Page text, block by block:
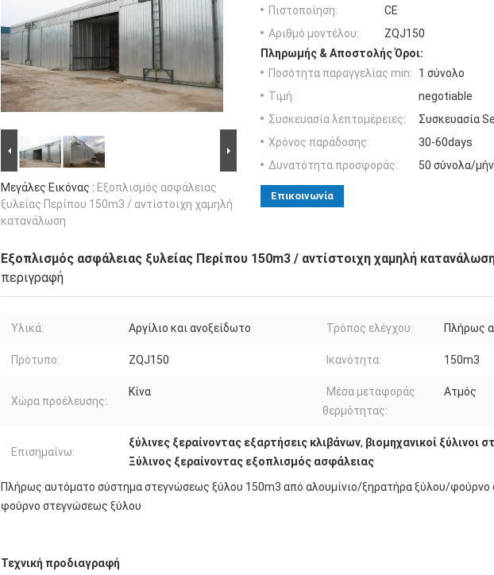
Μεγάλες Εικόνας : Εξοπλισμός ασφάλειας
ξυλείας Περίπου 150m3 / αντίστοιχη χαμηλή
κατανάλωση
Πιστοποίηση:
CE
Αριθμό μοντέλου:
ZQJ150
Πληρωμής & Αποστολής Όροι:
Ποσότητα παραγγελίας min:
1 σύνολο
Τιμή:
negotiable
Συσκευασία λεπτομέρειες:
Συσκευασία
Χρόνος παράδοσης:
30-60days
Δυνατότητα προσφοράς:
50 σύνολα/
Επικοινωνία
Εξοπλισμός ασφάλειας ξυλείας Περίπου 150m3 / αντίστοιχη χαμηλή
περιγραφή
Υλικά: Αργίλιο και ανοξείδωτο Τρόπος ελέγχου: Πλήρως
Πρότυπο: ZQJ150 Ικανότητα: 150m3
Χώρα προέλευσης:
Κίνα
Μέσα μεταφοράς
θερμότητας:
Ατμός
Επισημαίνω:
ξύλινες ξεραίνοντας εξαρτήσεις κλιβάνων, βιομηχανικοί ξύλινοι
Ξύλινος ξεραίνοντας εξοπλισμός ασφάλειας
Πλήρως αυτόματο σύστημα στεγνώσεως ξύλου 150m3 από αλουμίνιο/ξηρατήρα ξύλου/
φούρνο στεγνώσεως ξύλου
Τεχνική προδιαγραφή